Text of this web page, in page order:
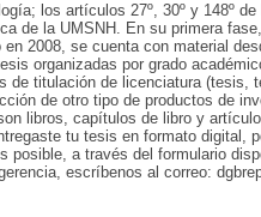
los artículos 27º, 30º y 148º
de la UMSNH. En su primera
2008, se cuenta con material
organizadas por grado
de titulación de licenciatura
de otro tipo de productos de
libros, capítulos de libro y
tu tesis en formato digital,
posible, a través del formulario
escríbenos al correo: